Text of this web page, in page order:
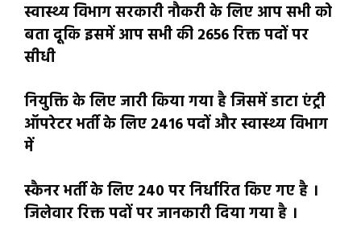
स्वास्थ्य विभाग सरकारी नौकरी के लिए आप सभी को
बता दूकि इसमें आप सभी की 2656 रिक्त पदों पर
सीधी
नियुक्ति के लिए जारी किया गया है जिसमें डाटा एंट्री
ऑपरेटर भर्ती के लिए 2416 पदों और स्वास्थ्य विभाग
में
स्कैनर भर्ती के लिए 240 पर निर्धारित किए गए है ।
जिलेवार रिक्त पदों पर जानकारी दिया गया है ।